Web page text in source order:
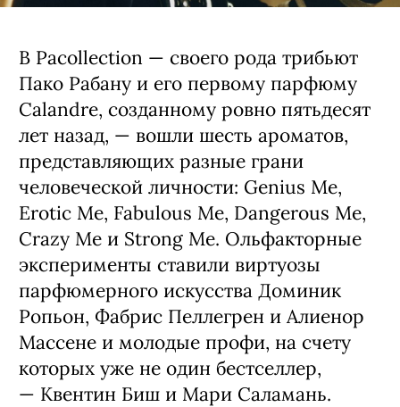
В Pacollection — своего рода трибьют
Пако Рабану и его первому парфюму
Calandre, созданному ровно пятьдесят
лет назад, — вошли шесть ароматов,
представляющих разные грани
человеческой личности: Genius Me,
Erotic Me, Fabulous Me, Dangerous Me,
Crazy Me и Strong Me. Ольфакторные
эксперименты ставили виртуозы
парфюмерного искусства Доминик
Ропьон, Фабрис Пеллегрен и Алиенор
Массене и молодые профи, на счету
которых уже не один бестселлер,
— Квентин Биш и Мари Саламань.